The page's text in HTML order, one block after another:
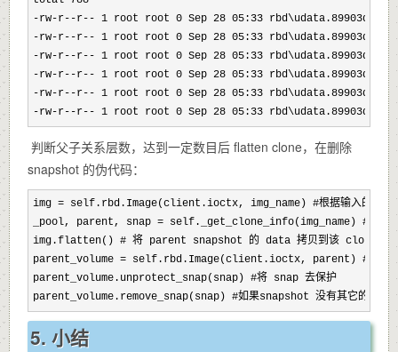
-rw-r--r-- 1 root root 0 Sep 28 05:33
-rw-r--r-- 1 root root 0 Sep 28 05:33
-rw-r--r-- 1 root root 0 Sep 28 05:33
-rw-r--r-- 1 root root 0 Sep 28 05:33
-rw-r--r-- 1 root root 0 Sep 28 05:33
-rw-r--r-- 1 root root 0 Sep 28 05:33
判断父子关系层数，达到一定数目后 flatten clone，在删除
snapshot 的伪代码：
img = self.rbd.Image(client.ioctx, img_name) #根据输入的
_pool, parent, snap = self._get_clone_info(img_name) #当
img.flatten() # 将 parent snapshot 的 data 拷贝到该 clone 中
parent_volume = self.rbd.Image(client.ioctx, parent) #获取
parent_volume.unprotect_snap(snap) #将 snap 去保护
parent_volume.remove_snap(snap) #如果snapshot 没有其它的
5. 小结